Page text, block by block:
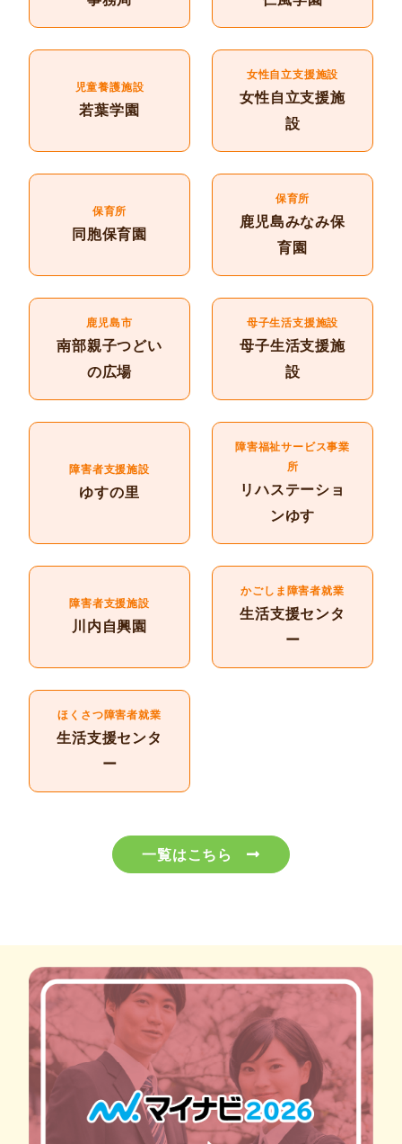
児童養護施設
若葉学園
女性自立支援施設
女性自立支援施
設
保育所
同胞保育園
保育所
鹿児島みなみ保
育園
鹿児島市
南部親子つどい
の広場
母子生活支援施設
母子生活支援施
設
障害者支援施設
ゆすの里
障害福祉サービス事業
所
リハステーショ
ンゆす
障害者支援施設
川内自興園
かごしま障害者就業
生活支援センタ
ー
ほくさつ障害者就業
生活支援センタ
ー
一覧はこちら